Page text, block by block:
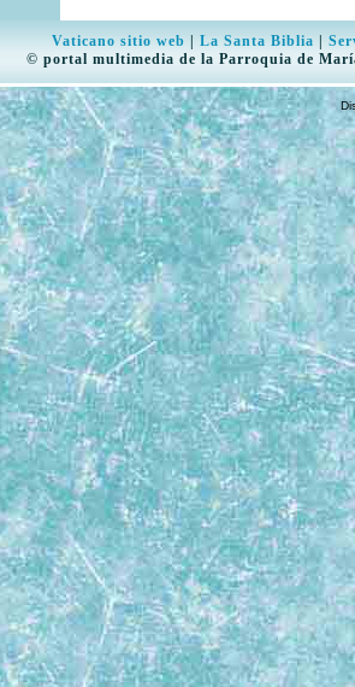
Vaticano sitio web |La Santa Biblia |
© portal multimedia de la Parroquia de